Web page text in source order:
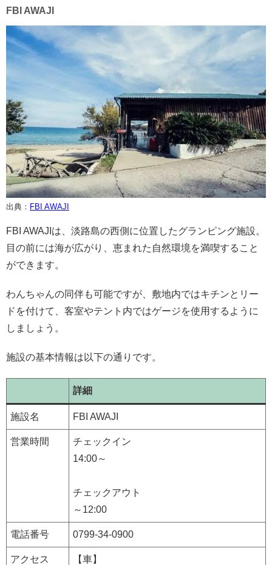
FBI AWAJI
出典： FBI AWAJI
FBI AWAJIは、淡路島の西側に位置したグランピング施設。
目の前には海が広がり、恵まれた自然環境を満喫すること
ができます。
わんちゃんの同伴も可能ですが、敷地内ではキチンとリー
ドを付けて、客室やテント内ではゲージを使用するように
しましょう。
施設の基本情報は以下の通りです。
詳細
施設名 FBI AWAJI
営業時間
チェックイン
14:00～
チェックアウト
～12:00
電話番号 0799-34-0900
アクセス
【車】